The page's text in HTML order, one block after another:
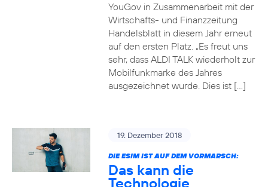
YouGov in Zusammenarbeit mit der
Wirtschafts- und Finanzzeitung
Handelsblatt in diesem Jahr erneut
auf den ersten Platz. „Es freut uns
sehr, dass ALDI TALK wiederholt zur
Mobilfunkmarke des Jahres
ausgezeichnet wurde. Dies ist […]
19. Dezember 2018
DIE ESIM IST AUF DEM VORMARSCH:
Das kann die
Technologie